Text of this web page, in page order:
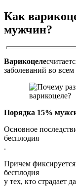
Как
мужчин?
Варикоцеле
заболеваний во
Порядка 15%
Основное
бесплодия
.
Причем
бесплодия
у тех, кто страдает